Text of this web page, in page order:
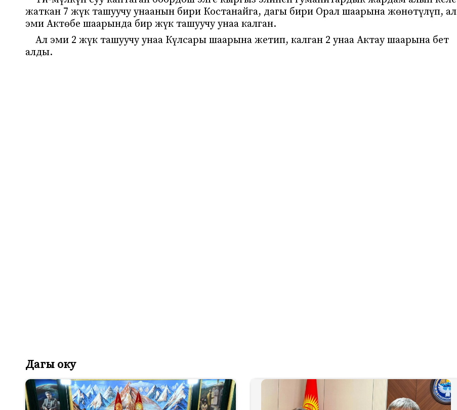
жаткан 7 жүк ташуучу унаанын бири Костанайга, дагы бири Орал шаарына жөнөтүлүп, ал
эми Актөбе шаарында бир жүк ташуучу унаа калган.
Ал эми 2 жүк ташуучу унаа Күлсары шаарына жетип, калган 2 унаа Актау шаарына бет
алды.
Дагы оку